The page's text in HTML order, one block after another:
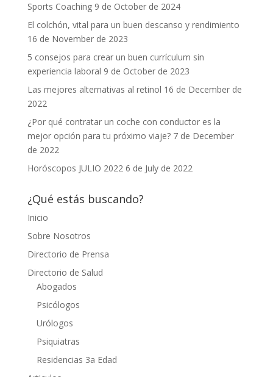
Sports Coaching 9 de October de 2024
El colchón, vital para un buen descanso y rendimiento
16 de November de 2023
5 consejos para crear un buen currículum sin
experiencia laboral 9 de October de 2023
Las mejores alternativas al retinol 16 de December de
2022
¿Por qué contratar un coche con conductor es la
mejor opción para tu próximo viaje? 7 de December
de 2022
Horóscopos JULIO 2022 6 de July de 2022
¿Qué estás buscando?
Inicio
Sobre Nosotros
Directorio de Prensa
Directorio de Salud
Abogados
Psicólogos
Urólogos
Psiquiatras
Residencias 3a Edad